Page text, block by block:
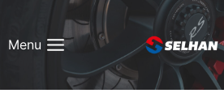
inhoud
Menu